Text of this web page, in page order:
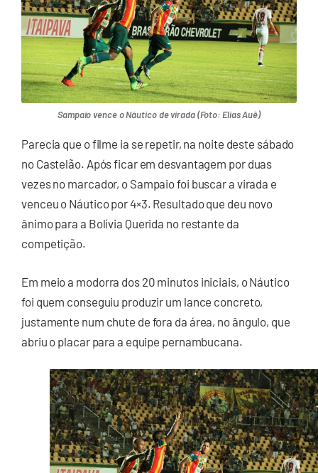
Sampaio vence o Náutico de virada (Foto: Elias Auê)
Parecia que o filme ia se repetir, na noite deste sábado
no Castelão. Após ficar em desvantagem por duas
vezes no marcador, o Sampaio foi buscar a virada e
venceu o Náutico por 4×3. Resultado que deu novo
ânimo para a Bolívia Querida no restante da
competição.
Em meio a modorra dos 20 minutos iniciais, o Náutico
foi quem conseguiu produzir um lance concreto,
justamente num chute de fora da área, no ângulo, que
abriu o placar para a equipe pernambucana.